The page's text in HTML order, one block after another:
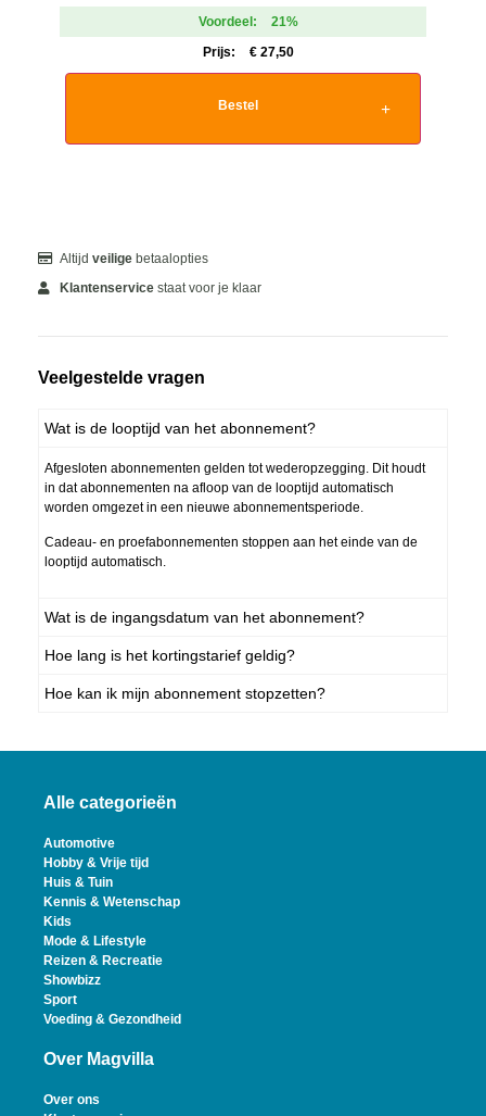
Voordeel:
21%
Prijs:
€ 27,50
Bestel
Altijd veilige betaalopties
Klantenservice staat voor je klaar
Veelgestelde vragen
Wat is de looptijd van het abonnement?
Afgesloten abonnementen gelden tot wederopzegging. Dit houdt
in dat abonnementen na afloop van de looptijd automatisch
worden omgezet in een nieuwe abonnementsperiode.
Cadeau- en proefabonnementen stoppen aan het einde van de
looptijd automatisch.
Wat is de ingangsdatum van het abonnement?
Hoe lang is het kortingstarief geldig?
Hoe kan ik mijn abonnement stopzetten?
Alle categorieën
Automotive
Hobby & Vrije tijd
Huis & Tuin
Kennis & Wetenschap
Kids
Mode & Lifestyle
Reizen & Recreatie
Showbizz
Sport
Voeding & Gezondheid
Over Magvilla
Over ons